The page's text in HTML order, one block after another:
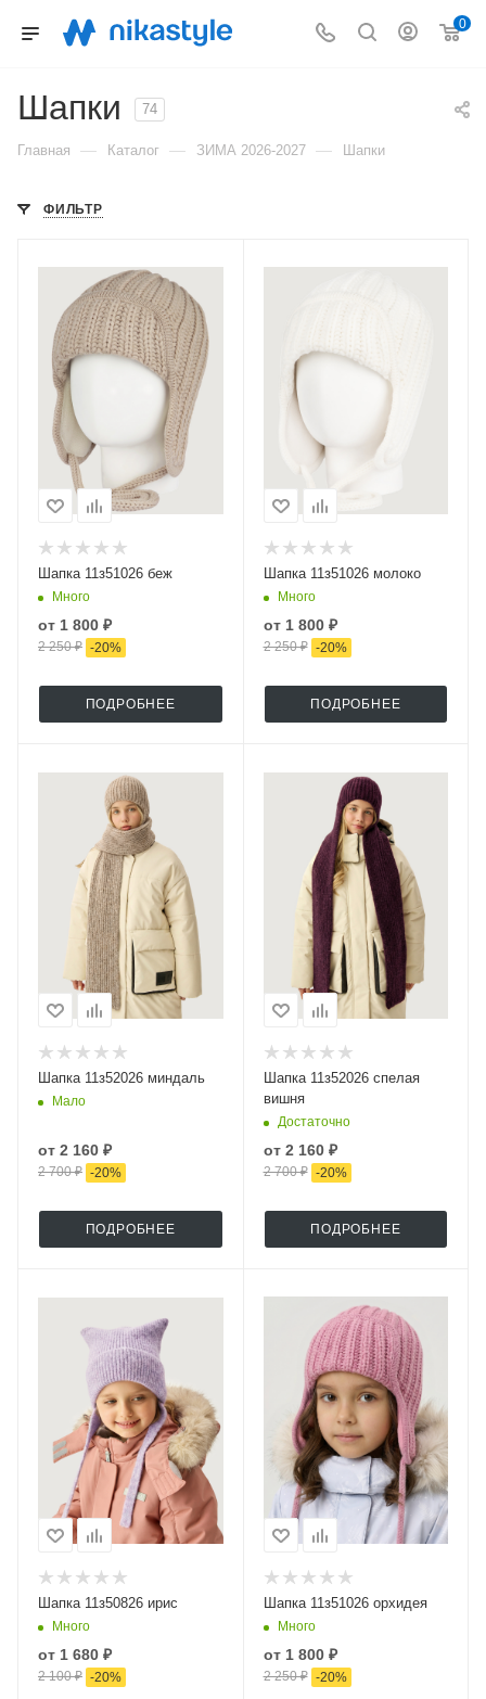
0
Шапки 74
Главная — Каталог — ЗИМА 2026-2027 — Шапки
ФИЛЬТР
Шапка 11з51026 беж
Много
от 1 800 ₽
2 250 ₽ -20%
ПОДРОБНЕЕ
Шапка 11з51026 молоко
Много
от 1 800 ₽
2 250 ₽ -20%
ПОДРОБНЕЕ
Шапка 11з52026 миндаль
Мало
от 2 160 ₽
2 700 ₽ -20%
ПОДРОБНЕЕ
Шапка 11з52026 спелая
вишня
Достаточно
от 2 160 ₽
2 700 ₽ -20%
ПОДРОБНЕЕ
Шапка 11з50826 ирис
Много
от 1 680 ₽
2 100 ₽ -20%
Шапка 11з51026 орхидея
Много
от 1 800 ₽
2 250 ₽ -20%